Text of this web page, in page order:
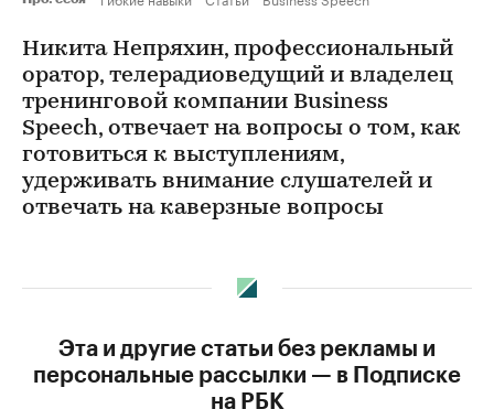
Никита Непряхин, профессиональный
оратор, телерадиоведущий и владелец
тренинговой компании Business
Speech, отвечает на вопросы о том, как
готовиться к выступлениям,
удерживать внимание слушателей и
отвечать на каверзные вопросы
Эта и другие статьи без рекламы и
персональные рассылки — в Подписке
на РБК